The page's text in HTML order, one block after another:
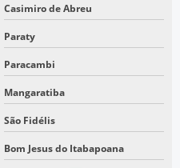
Casimiro de Abreu
Paraty
Paracambi
Mangaratiba
São Fidélis
Bom Jesus do Itabapoana